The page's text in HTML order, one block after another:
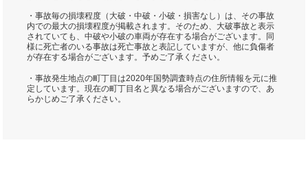
・事故毎の損壊程度（大破・中破・小破・損害なし）は、その事故
内での最大の損壊程度が掲載されます。そのため、大破事故と表示
されていても、中破や小破の車両が存在する場合がございます。同
様に死亡者のいる事故は死亡事故と表記していますが、他に負傷者
が存在する場合がございます。予めご了承ください。
・事故発生地点の町丁目は2020年国勢調査時点の住所情報を元に推
定しています。現在の町丁目名と異なる場合がございますので、あ
らかじめご了承ください。